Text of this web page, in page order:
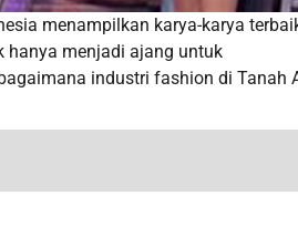
menampilkan karya-karya
hanya menjadi ajang untuk
industri fashion di Tanah